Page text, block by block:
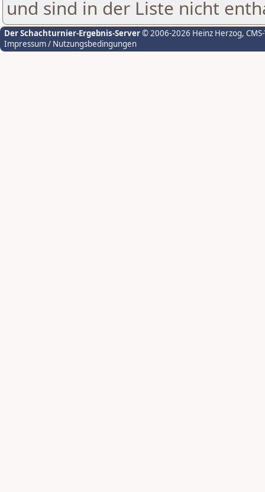
und sind in der Liste nicht
Der Schachturnier-Ergebnis-Server© 2006-2026 Heinz Herzog,
Impressum / Nutzungsbedingungen